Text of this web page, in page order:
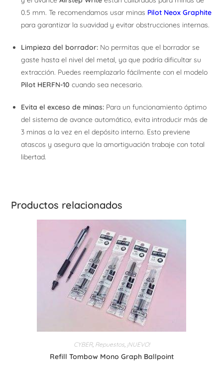
0.5 mm. Te recomendamos usar minas Pilot Neox Graphite
para garantizar la suavidad y evitar obstrucciones internas.
Limpieza del borrador: No permitas que el borrador se
gaste hasta el nivel del metal, ya que podría dificultar su
extracción. Puedes reemplazarlo fácilmente con el modelo
Pilot HERFN-10 cuando sea necesario.
Evita el exceso de minas: Para un funcionamiento óptimo
del sistema de avance automático, evita introducir más de
3 minas a la vez en el depósito interno. Esto previene
atascos y asegura que la amortiguación trabaje con total
libertad.
Productos relacionados
CYBER, Repuestos, ¡NUEVO!
Refill Tombow Mono Graph Ballpoint